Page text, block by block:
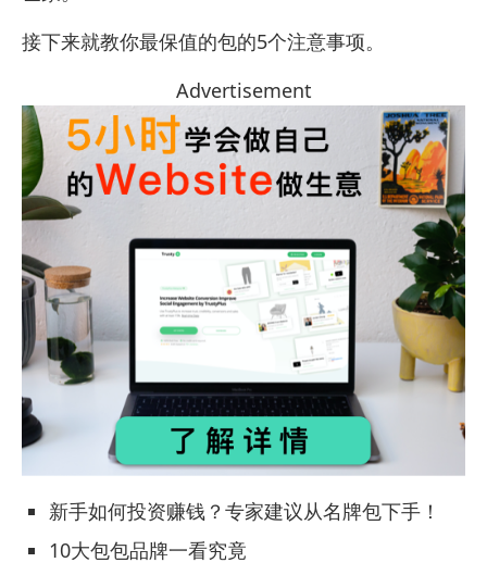
接下来就教你最保值的包的5个注意事项。
Advertisement
新手如何投资赚钱？专家建议从名牌包下手！
10大包包品牌一看究竟